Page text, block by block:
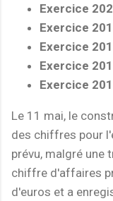
Exercice
Exercice
Exercice
Exercice
Exercice
Le 11 mai, le
des chiffres pour
prévu, malgré une
chiffre d'affaires
d'euros et a